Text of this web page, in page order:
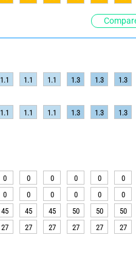
1.1 1.1 1.1 1.3 1.3 1.3
1.1 1.1 1.1 1.3 1.3 1.3
0 0 0 0 0 0
0 0 0 0 0 0
45 45 45 50 50 50
27 27 27 27 27 27